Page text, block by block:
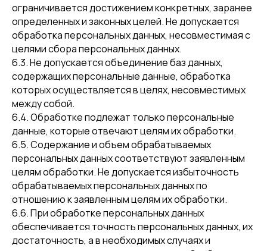
ограничивается достижением конкретных, заранее
определенных и законных целей. Не допускается
обработка персональных данных, несовместимая с
целями сбора персональных данных.
6.3. Не допускается объединение баз данных,
содержащих персональные данные, обработка
которых осуществляется в целях, несовместимых
между собой.
6.4. Обработке подлежат только персональные
данные, которые отвечают целям их обработки.
6.5. Содержание и объем обрабатываемых
персональных данных соответствуют заявленным
целям обработки. Не допускается избыточность
обрабатываемых персональных данных по
отношению к заявленным целям их обработки.
6.6. При обработке персональных данных
обеспечивается точность персональных данных, их
достаточность, а в необходимых случаях и